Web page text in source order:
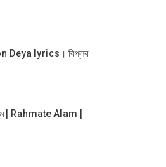
Deya lyrics। বিপ্লব
| Rahmate Alam |